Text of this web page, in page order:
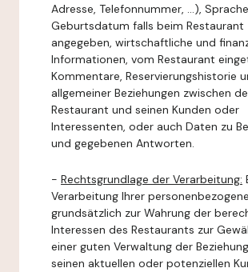
Adresse, Telefonnummer, ...),
Geburtsdatum falls beim Restaurant
angegeben, wirtschaftliche und
Informationen, vom Restaurant
Kommentare, Reservierungshistorie
allgemeiner Beziehungen zwischen
Restaurant und seinen Kunden oder
Interessenten, oder auch Daten zu
und gegebenen Antworten.
- Rechtsgrundlage der Verarbeitung:
Verarbeitung Ihrer
grundsätzlich zur Wahrung der
Interessen des Restaurants zur
einer guten Verwaltung der
seinen aktuellen oder potenziellen